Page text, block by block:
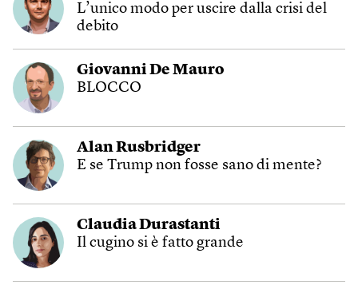
L’unico modo per uscire dalla crisi del
debito
Giovanni De Mauro
BLOCCO
Alan Rusbridger
E se Trump non fosse sano di mente?
Claudia Durastanti
Il cugino si è fatto grande